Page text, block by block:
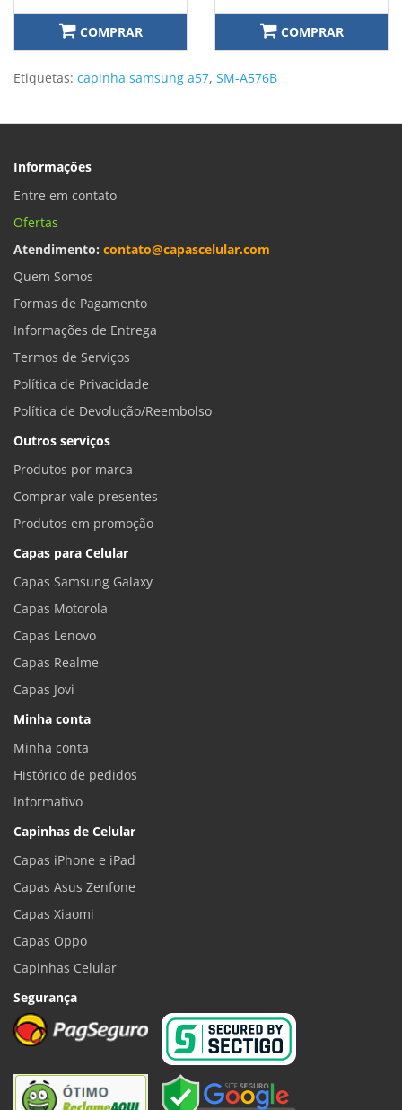
COMPRAR COMPRAR
Etiquetas: capinha samsung a57, SM-A576B
Informações
Entre em contato
Ofertas
Atendimento: contato@capascelular.com
Quem Somos
Formas de Pagamento
Informações de Entrega
Termos de Serviços
Política de Privacidade
Política de Devolução/Reembolso
Outros serviços
Produtos por marca
Comprar vale presentes
Produtos em promoção
Capas para Celular
Capas Samsung Galaxy
Capas Motorola
Capas Lenovo
Capas Realme
Capas Jovi
Minha conta
Minha conta
Histórico de pedidos
Informativo
Capinhas de Celular
Capas iPhone e iPad
Capas Asus Zenfone
Capas Xiaomi
Capas Oppo
Capinhas Celular
Segurança